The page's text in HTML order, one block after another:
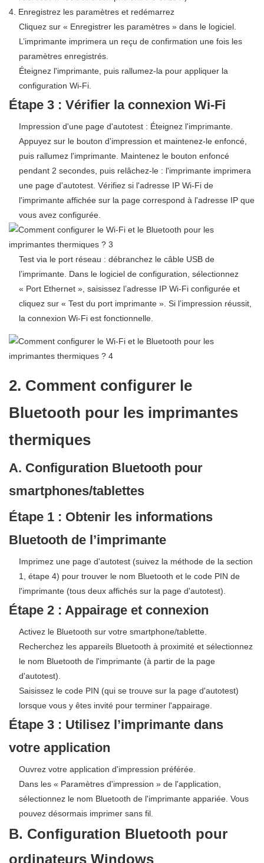
4. Enregistrez les paramètres et redémarrez
Cliquez sur « Enregistrer les paramètres » dans le logiciel.
L’imprimante imprimera un reçu de confirmation une fois les
paramètres enregistrés.
Éteignez l'imprimante, puis rallumez-la pour appliquer la
configuration Wi-Fi.
Étape 3 : Vérifier la connexion Wi-Fi
Impression d'une page d'autotest : Éteignez l'imprimante.
Appuyez sur le bouton d'impression et maintenez-le enfoncé,
puis rallumez l'imprimante. Maintenez le bouton enfoncé
pendant 2 secondes, puis relâchez-le : l'imprimante imprimera
une page d'autotest. Vérifiez si l'adresse IP Wi-Fi de
l'imprimante affichée sur la page correspond à l'adresse IP que
vous avez configurée.
Test via le port réseau : débranchez le câble USB de
l’imprimante. Dans le logiciel de configuration, sélectionnez
« Port Ethernet », saisissez l’adresse IP Wi-Fi configurée et
cliquez sur « Test du port imprimante ». Si l’impression réussit,
la connexion Wi-Fi est fonctionnelle.
2. Comment configurer le
Bluetooth pour les imprimantes
thermiques
A. Configuration Bluetooth pour
smartphones/tablettes
Étape 1 : Obtenir les informations
Bluetooth de l’imprimante
Imprimez une page d'autotest (suivez la méthode de la section
1, étape 4) pour trouver le nom Bluetooth et le code PIN de
l'imprimante (tous deux affichés sur la page d'autotest).
Étape 2 : Appairage et connexion
Activez le Bluetooth sur votre smartphone/tablette.
Recherchez les appareils Bluetooth à proximité et sélectionnez
le nom Bluetooth de l'imprimante (à partir de la page
d'autotest).
Saisissez le code PIN (qui se trouve sur la page d'autotest)
lorsque vous y êtes invité pour terminer l'appairage.
Étape 3 : Utilisez l’imprimante dans
votre application
Ouvrez votre application d'impression préférée.
Dans les « Paramètres d'impression » de l'application,
sélectionnez le nom Bluetooth de l'imprimante appariée. Vous
pouvez désormais imprimer sans fil.
B. Configuration Bluetooth pour
ordinateurs Windows